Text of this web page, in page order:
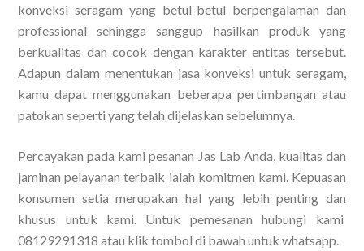
konveksi seragam yang betul-betul berpengalaman dan
professional sehingga sanggup hasilkan produk yang
berkualitas dan cocok dengan karakter entitas tersebut.
Adapun dalam menentukan jasa konveksi untuk seragam,
kamu dapat menggunakan beberapa pertimbangan atau
patokan seperti yang telah dijelaskan sebelumnya.
Percayakan pada kami pesanan Jas Lab Anda, kualitas dan
jaminan pelayanan terbaik ialah komitmen kami. Kepuasan
konsumen setia merupakan hal yang lebih penting dan
khusus untuk kami. Untuk pemesanan hubungi kami
08129291318 atau klik tombol di bawah untuk whatsapp.